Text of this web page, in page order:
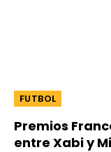
FUTBOL
Premios
entre Xabi y